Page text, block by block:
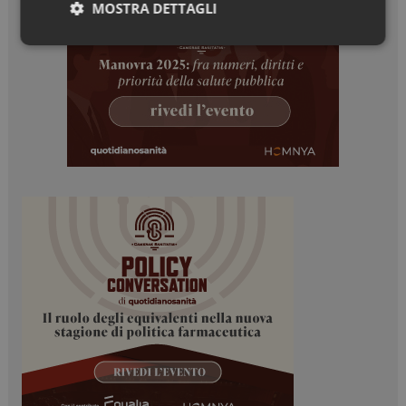
MOSTRA DETTAGLI
Necessari Marketing
I cookie necessari contribuiscono a rendere fruibile il
sito web abilitandone funzionalità di base quali la
navigazione sulle pagine e l'accesso alle aree
protette del sito. Il sito web non è in grado di
funzionare correttamente senza questi cookie.
NOME
FORNITORE / DOMINIO
_ga
Google LLC
.dailyhealthindustry.it